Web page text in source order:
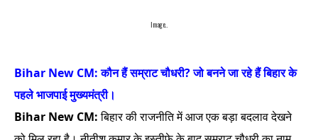
Image..
Bihar New CM: कौन हैं सम्राट चौधरी? जो बनने जा रहे हैं बिहार के
पहले भाजपाई मुख्यमंत्री।
Bihar New CM:बिहार की राजनीति में आज एक बड़ा बदलाव देखने